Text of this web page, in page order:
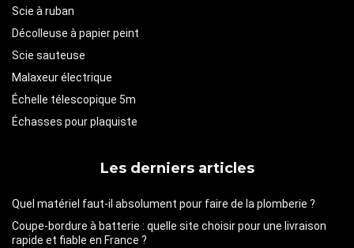
Scie à ruban
Décolleuse à papier peint
Scie sauteuse
Malaxeur électrique
Échelle télescopique 5m
Échasses pour plaquiste
Les derniers articles
Quel matériel faut-il absolument pour faire de la plomberie ?
Coupe-bordure à batterie : quelle site choisir pour une livraison
rapide et fiable en France ?